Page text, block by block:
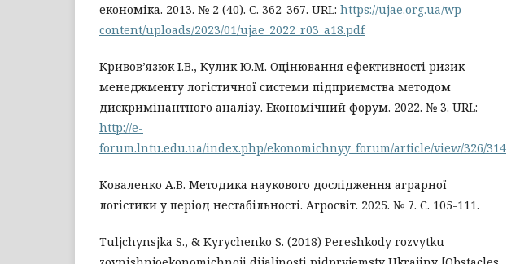
економіка. 2013. № 2 (40). С. 362-367. URL: https://ujae.org.ua/wp-
content/uploads/2023/01/ujae_2022_r03_a18.pdf
Кривов’язюк І.В., Кулик Ю.М. Оцінювання ефективності ризик-
менеджменту логістичної системи підприємства методом
дискримінантного аналізу. Економічний форум. 2022. № 3. URL:
http://e-
forum.lntu.edu.ua/index.php/ekonomichnyy_forum/article/view/326/314
Коваленко А.В. Методика наукового дослідження аграрної
логістики у період нестабільності. Агросвіт. 2025. № 7. С. 105-111.
Tuljchynsjka S., & Kyrychenko S. (2018) Pereshkody rozvytku